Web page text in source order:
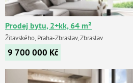
Prodej bytu, 2+kk, 64 m²
Žitavského, Praha-Zbraslav, Zbraslav
9 700 000 Kč